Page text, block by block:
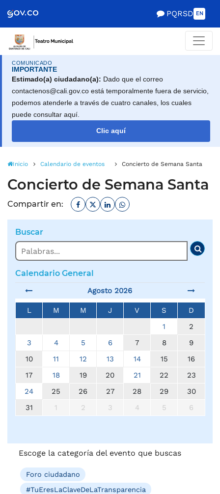
de Gobierno
PQRSD EN
COMUNICADO
IMPORTANTE
Estimado(a) ciudadano(a): Dado que el correo
contactenos@cali.gov.co está temporalmente fuera de servicio,
podemos atenderle a través de cuatro canales, los cuales
puede consultar aquí.
Clic aquí
Inicio Calendario de eventos Concierto de Semana Santa
Concierto de Semana Santa
Compartir en: Facebook
TwitterLinkedinWhatsapp
Buscar
Buscar
Calendario General
Agosto 2026
L M M J V S
D
1
2
3
4 5 6 7 8
9
10
11 12 13 14 15
16
17
18 19 20 21 22
23
24
25 26 27 28 29
30
31
1 2 3 4 5 6
Escoge la categoría del evento que buscas
Foro ciudadano
#TuEresLaClaveDeLaTransparencia